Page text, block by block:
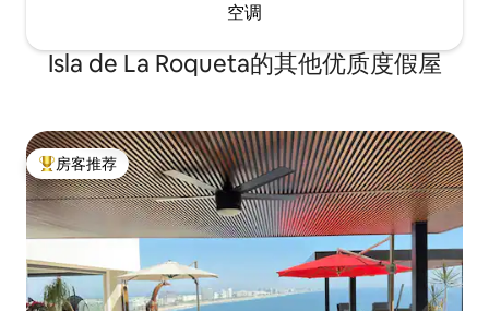
空调
Isla de La Roqueta的其他优质度假屋
热门「房客推荐」
房客推荐